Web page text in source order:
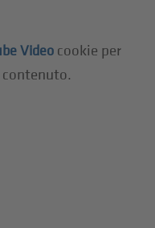
Videocookie per